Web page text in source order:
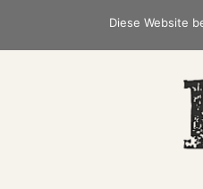
Inhalt
Diese Website